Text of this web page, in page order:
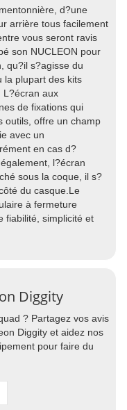
d?une
arrière tous facilement
vous seront ravis
son NUCLEON pour
qu?il s?agisse du
la plupart des kits
L?écran aux
de fixations qui
outils, offre un champ
avec un
en cas d?
l?écran
sous la coque, il s?
du casque.Le
à fermeture
fiabilité, simplicité et
Diggity
? Partagez vos avis
Diggity et aidez nos
pour faire du